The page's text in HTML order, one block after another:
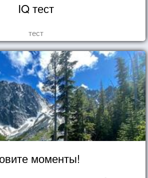
IQ тест
тест
моменты!